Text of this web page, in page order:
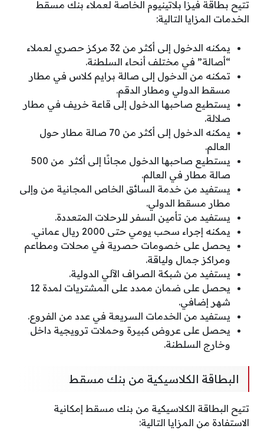
تتيح بطاقة فيزا بلاتينيوم الخاصة لعملاء بنك مسقط
الخدمات المزايا التالية:
يمكنه الدخول إلى أكثر من 32 مركز حصري لعملاء
“أصالة” في مختلف أنحاء السلطنة.
تمكنه من الدخول إلى صالة برايم كلاس في مطار
مسقط الدولي ومطار الدقم.
يستطيع صاحبها الدخول إلى قاعة خريف في مطار
صلالة.
يمكنه الدخول إلى أكثر من 70 صالة مطار حول
العالم.
يستطيع صاحبها الدخول مجانًا إلى أكثر من 500
صالة مطار في العالم.
يستفيد من خدمة السائق الخاص المجانية من وإلى
مطار مسقط الدولي.
يستفيد من تأمين السفر للرحلات المتعددة.
يمكنه إجراء سحب يومي حتى 2000 ريال عماني.
يحصل على خصومات حصرية في محلات ومطاعم
ومراكز جمال ولياقة.
يستفيد من شبكة الصراف الآلي الدولية.
يحصل على ضمان ممدد على المشتريات لمدة 12
شهر إضافي.
يستفيد من الخدمات السريعة في عدد من الفروع.
يحصل على عروض كبيرة وحملات ترويجية داخل
وخارج السلطنة.
البطاقة الكلاسيكية من بنك مسقط
تتيح البطاقة الكلاسيكية من بنك مسقط إمكانية
الاستفادة من المزايا التالية: